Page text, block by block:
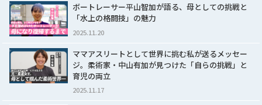
ボートレーサー平山智加が語る、母としての挑戦と
「水上の格闘技」の魅力
2025.11.20
ママアスリートとして世界に挑む私が送るメッセー
ジ。柔術家・中山有加が見つけた「自らの挑戦」と
育児の両立
2025.11.17